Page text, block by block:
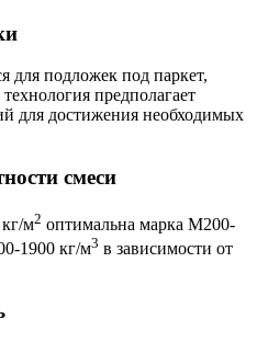
для подложек под паркет,
предполагает
для достижения необходимых
смеси
м2 оптимальна марка М200-
1900 кг/м3 в зависимости от